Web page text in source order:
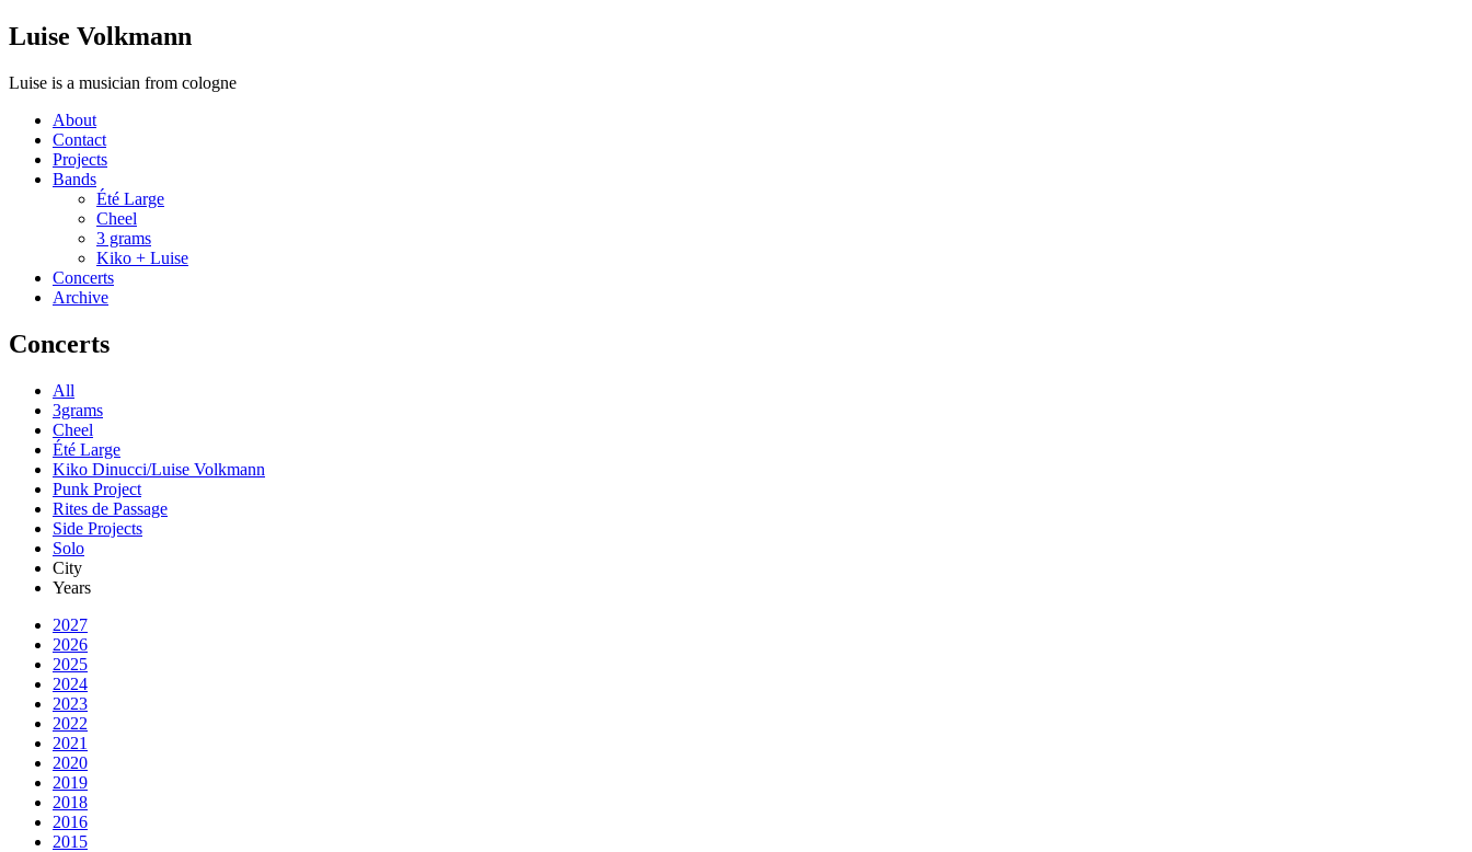
Luise Volkmann
Luise is a musician from cologne
About
Contact
Projects
Bands
Été Large
Cheel
3 grams
Kiko + Luise
Concerts
Archive
Concerts
All
3grams
Cheel
Été Large
Kiko Dinucci/Luise Volkmann
Punk Project
Rites de Passage
Side Projects
Solo
City
Years
2027
2026
2025
2024
2023
2022
2021
2020
2019
2018
2016
2015